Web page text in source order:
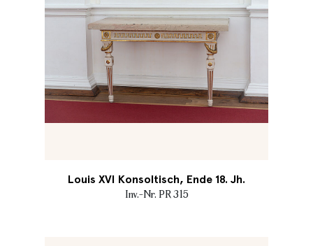
Louis XVI Konsoltisch, Ende 18. Jh.
Inv.-Nr. PR 315